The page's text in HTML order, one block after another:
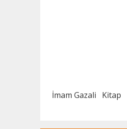
İmam Gazali Kitap